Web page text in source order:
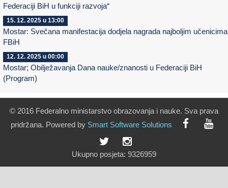
Federaciji BiH u funkciji razvoja“
15. 12. 2025 u 13:00
Mostar: Svečana manifestacija dodjela nagrada najboljim
FBiH
12. 12. 2025 u 00:00
Mostar; Obilježavanja Dana nauke/znanosti u Federaciji BiH
(Program)
© 2016 Federalno ministarstvo obrazovanja i nauke. Sva prava
pridržana. Powered by Smart Software Solutions
Ukupno posjeta: 9326959